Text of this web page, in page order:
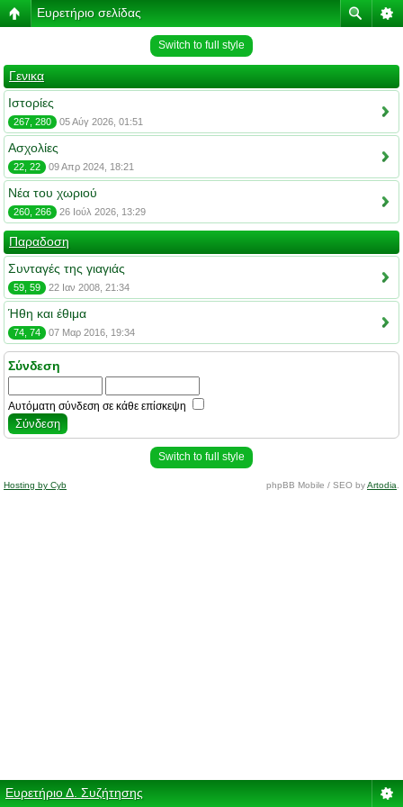
Ευρετήριο σελίδας
Switch to full style
Γενικα
Ιστορίες
267, 280 05 Αύγ 2026, 01:51
Ασχολίες
22, 22 09 Απρ 2024, 18:21
Νέα του χωριού
260, 266 26 Ιούλ 2026, 13:29
Παραδοση
Συνταγές της γιαγιάς
59, 59 22 Ιαν 2008, 21:34
Ήθη και έθιμα
74, 74 07 Μαρ 2016, 19:34
Σύνδεση
Αυτόματη σύνδεση σε κάθε επίσκεψη
Switch to full style
Hosting by Cyb phpBB Mobile / SEO byArtodia
Ευρετήριο Δ. Συζήτησης